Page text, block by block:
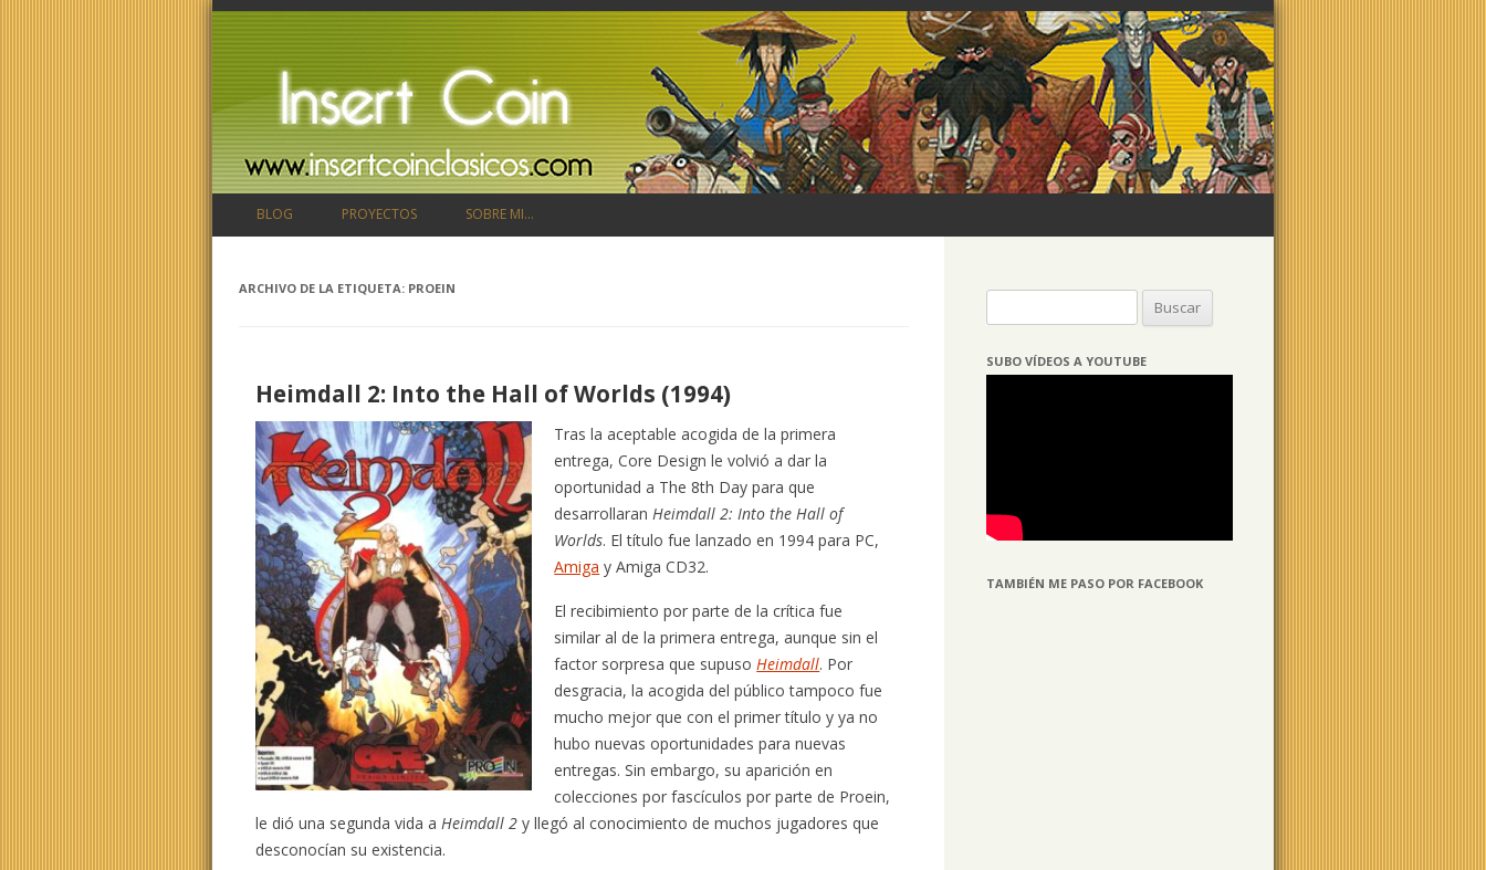
BLOG PROYECTOS SOBRE MI…
ARCHIVO DE LA ETIQUETA: PROEIN
Heimdall 2: Into the Hall of Worlds (1994)
Tras la aceptable acogida de la primera
entrega, Core Design le volvió a dar la
oportunidad a The 8th Day para que
desarrollaran Heimdall 2: Into the Hall of
Worlds. El título fue lanzado en 1994 para PC,
Amiga y Amiga CD32.
El recibimiento por parte de la crítica fue
similar al de la primera entrega, aunque sin el
factor sorpresa que supuso Heimdall. Por
desgracia, la acogida del público tampoco fue
mucho mejor que con el primer título y ya no
hubo nuevas oportunidades para nuevas
entregas. Sin embargo, su aparición en
colecciones por fascículos por parte de Proein,
le dió una segunda vida a Heimdall 2 y llegó al conocimiento de muchos jugadores que
desconocían su existencia.
SUBO VÍDEOS A YOUTUBE
TAMBIÉN ME PASO POR FACEBOOK